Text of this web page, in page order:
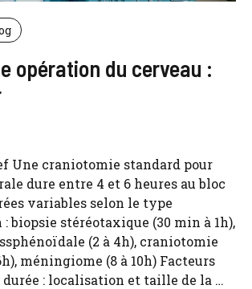
opération du cerveau :
Une craniotomie standard pour
dure entre 4 et 6 heures au bloc
variables selon le type
biopsie stéréotaxique (30 min à 1h),
(2 à 4h), craniotomie
méningiome (8 à 10h) Facteurs
: localisation et taille de la …